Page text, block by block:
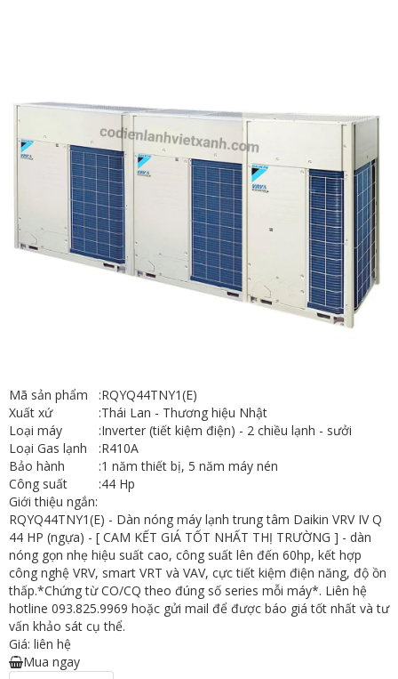
Mã sản phẩm :RQYQ44TNY1(E)
Xuất xứ
:Thái Lan - Thương hiệu Nhật
Loại máy
:Inverter (tiết kiệm điện) - 2 chiều lạnh - sưởi
Loại Gas lạnh
:R410A
Bảo hành
:1 năm thiết bị, 5 năm máy nén
Công suất
:44 Hp
Giới thiệu ngắn:
RQYQ44TNY1(E) - Dàn nóng máy lạnh trung tâm Daikin VRV IV Q
44 HP (ngựa) - [ CAM KẾT GIÁ TỐT NHẤT THỊ TRƯỜNG ] - dàn
nóng gọn nhẹ hiệu suất cao, công suất lên đến 60hp, kết hợp
công nghệ VRV, smart VRT và VAV, cực tiết kiệm điện năng, độ ồn
thấp.*Chứng từ CO/CQ theo đúng số series mỗi máy*. Liên hệ
hotline 093.825.9969 hoặc gửi mail để được báo giá tốt nhất và tư
vấn khảo sát cụ thể.
Giá: liên hệ
Mua ngay